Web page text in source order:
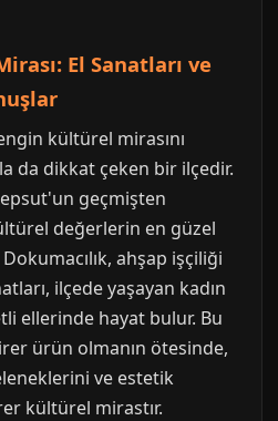
El Sanatları ve
kültürel mirasını
da dikkat çeken bir ilçedir.
geçmişten
değerlerin en güzel
ahşap işçiliği
ilçede yaşayan kadın
ellerinde hayat bulur. Bu
ürün olmanın ötesinde,
ve estetik
kültürel mirastır.